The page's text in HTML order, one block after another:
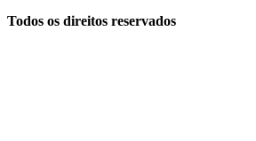
Todos os direitos reservados